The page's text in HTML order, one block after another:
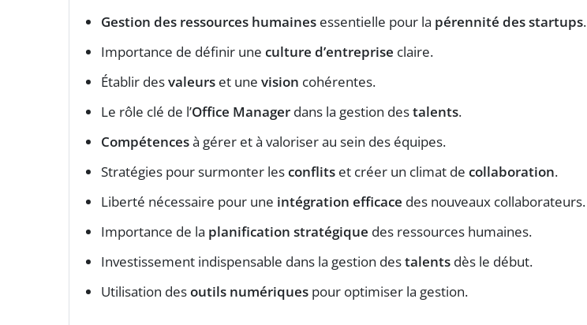
Gestion des ressources humaines essentielle pour la pérennité des startups.
Importance de définir une culture d’entreprise claire.
Établir desvaleurs et une vision cohérentes.
Le rôle clé de l’Office Manager dans la gestion destalents.
Compétencesà gérer et à valoriser au sein des équipes.
Stratégies pour surmonter lesconflits et créer un climat de collaboration.
Liberté nécessaire pour une intégration efficace des nouveaux collaborateurs.
Importance de la planification stratégique des ressources humaines.
Investissement indispensable dans la gestion destalents dès le début.
Utilisation desoutils numériques pour optimiser la gestion.